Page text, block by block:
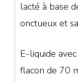
lacté à base
onctueux et
E-liquide
flacon de 70